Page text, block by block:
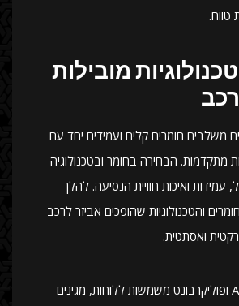
טווח.
מובילות
משלבים חומרים קלים ועמידים יחד עם
מתקדמות. הבחירה בחומר ובטכנולוגיה
ואיכות חוויית הנסיעה. להלן
והטכנולוגיות שהופכים אביזר לרכב
ואסתטית.
פלסטיקות כמו ABS ופוליקרבונט משמשות ללוחות, מגינים